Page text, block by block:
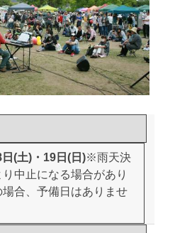
(土)・19日(日)※雨天決
中止になる場合があり
場合、予備日はありませ